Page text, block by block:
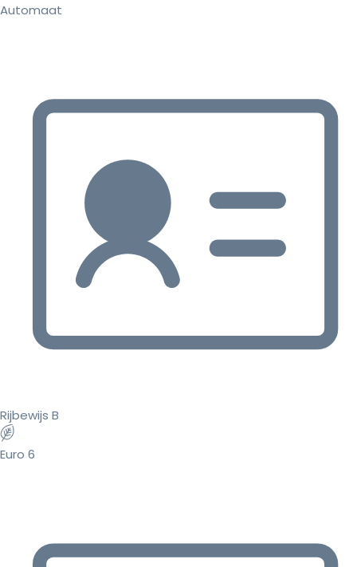
Automaat
Rijbewijs B
Euro 6